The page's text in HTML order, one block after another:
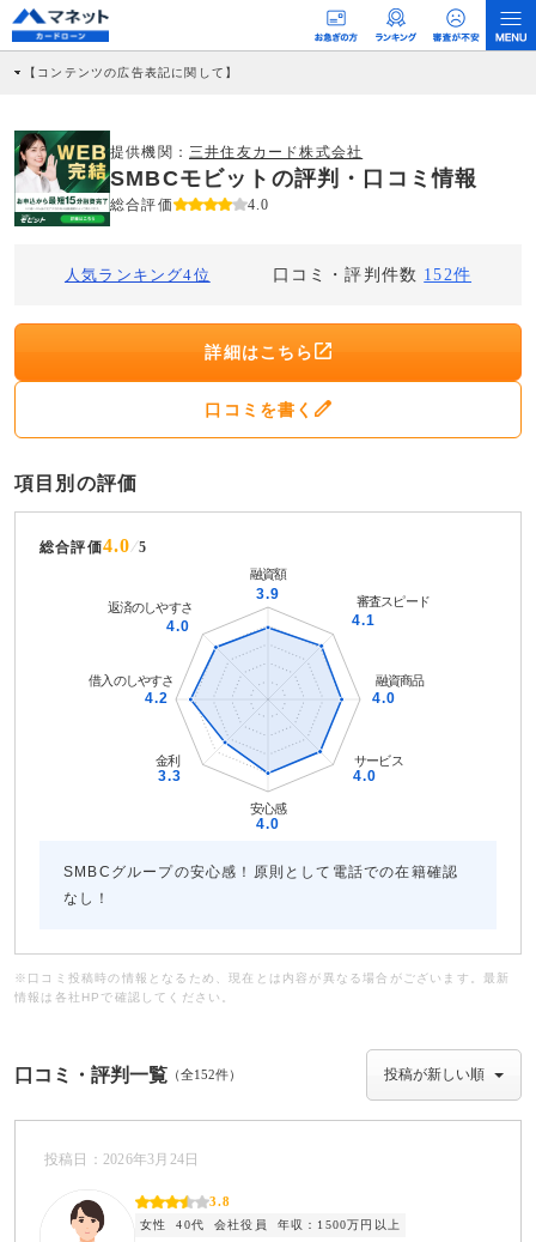
【コンテンツの広告表記に関して】
社に対して企業から紹介報酬が支払われるという収益モデルです。 ただし、特定の
商品を根拠なくPRするものではなく、当編集部の調査／ユーザーへの口コミ収集な
どに基づき、公平性を担保した情報提供を行っています。
>提携企業一覧
提供機関： 三井住友カード株式会社
SMBCモビットの評判・口コミ情報
総合評価 4.0
人気ランキング4位 口コミ・評判件数 152件
詳細はこちら
口コミを書く
項目別の評価
総合評価4.0 5
SMBCグループの安心感！原則として電話での在籍確認
なし！
※口コミ投稿時の情報となるため、現在とは内容が異なる場合がございます。最新
情報は各社HPで確認してください。
口コミ・評判一覧 （全152件）
投稿日：2026年3月24日
3.8
女性 40代 会社役員 年収：1500万円以上